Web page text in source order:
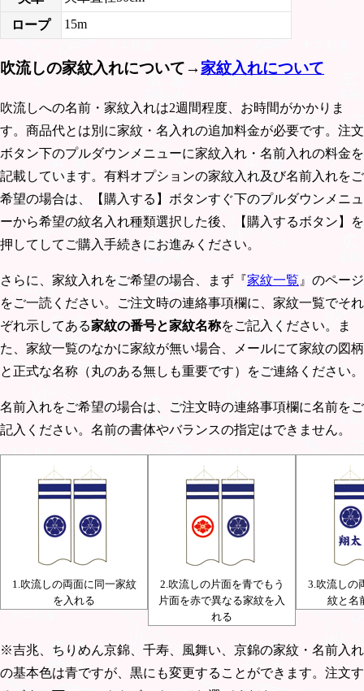
ロープ
15m
吹流しの家紋入れについて→家紋入れについて
吹流しへの名前・家紋入れは2週間程度、お時間がかかりま
す。商品代とは別に家紋・名入れの追加料金が必要です。注文
ボタン下のプルダウンメニューに家紋入れ・名前入れの料金を
記載しています。有料オプションの家紋入れ及び名前入れをご
希望の場合は、【購入する】ボタンすぐ下のプルダウンメニュ
ーから希望の紋名入れ種類選択した後、【購入するボタン】を
押してしてご購入手続きにお進みください。
さらに、家紋入れをご希望の場合、まず『家紋一覧 』のページ
をご一読ください。ご注文時の連絡事項欄に、家紋一覧でそれ
ぞれ示してある家紋の番号と家紋名称をご記入ください。ま
た、家紋一覧のなかに家紋が無い場合、メールにて家紋の図柄
と正式な名称（丸のある無しも重要です）をご連絡ください。
名前入れをご希望の場合は、ご注文時の連絡事項欄に名前をご
記入ください。名前の書体やバランスの指定はできません。
1.吹流しの両面に同一家紋
を入れる
2.吹流しの片面を青でもう
片面を赤で異なる家紋を入
れる
3.吹流しの
紋と名
※吉兆、ちりめん京錦、千寿、風舞い、京錦の家紋・名前入れ
の基本色は青ですが、黒にも変更することができます。注文す